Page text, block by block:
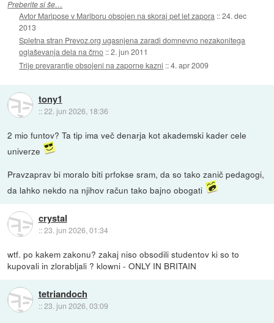
Preberite si še…
Avtor Maripose v Mariboru obsojen na skoraj pet let zapora ::24. dec
2013
Spletna stran Prevoz.org ugasnjena zaradi domnevno nezakonitega
oglaševanja dela na črno ::2. jun 2011
Trije prevarantje obsojeni na zaporne kazni ::4. apr 2009
tony1
::22. jun 2026, 18:36
2 mio funtov? Ta tip ima več denarja kot akademski kader cele
univerze
Pravzaprav bi moralo biti prfokse sram, da so tako zanič pedagogi,
da lahko nekdo na njihov račun tako bajno obogati
crystal
::23. jun 2026, 01:34
wtf. po kakem zakonu? zakaj niso obsodili studentov ki so to
kupovali in zlorabljali ? klowni - ONLY IN BRITAIN
tetriandoch
::23. jun 2026, 03:09